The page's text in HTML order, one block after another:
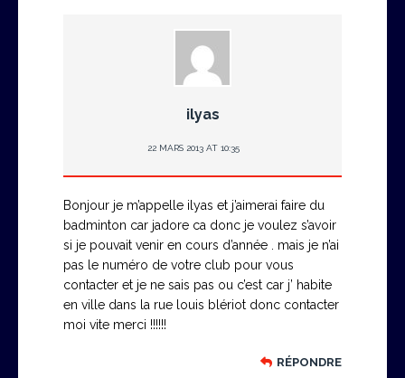
ilyas
22 MARS 2013 AT 10:35
Bonjour je m’appelle ilyas et j’aimerai faire du
badminton car jadore ca donc je voulez s’avoir
si je pouvait venir en cours d’année . mais je n’ai
pas le numéro de votre club pour vous
contacter et je ne sais pas ou c’est car j’ habite
en ville dans la rue louis blériot donc contacter
moi vite merci !!!!!!
RÉPONDRE